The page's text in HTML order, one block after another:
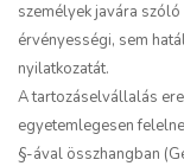
személyek javára
érvényességi, sem
nyilatkozatát.
A tartozáselvállalás
egyetemlegesen
§-ával összhangban (